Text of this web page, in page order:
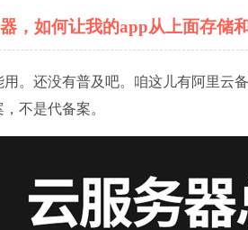
，如何让我的app从上面存储
。还没有普及吧。咱这儿有阿里云
不是代备案。